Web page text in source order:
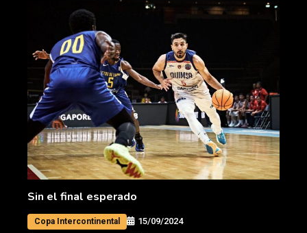
Sin el final esperado
Copa Intercontinental
15/09/2024